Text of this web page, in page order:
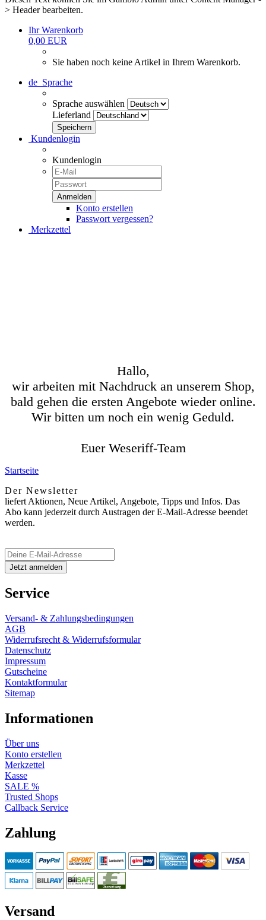
> Header bearbeiten.
Ihr Warenkorb
0,00 EUR
Sie haben noch keine Artikel in Ihrem Warenkorb.
de Sprache
Sprache auswählen
Lieferland
Kundenlogin
Kundenlogin
Konto erstellen
Passwort vergessen?
Merkzettel
Hallo,
wir arbeiten mit Nachdruck an unserem Shop,
bald gehen die ersten Angebote wieder online.
Wir bitten um noch ein wenig Geduld.
Euer Weseriff-Team
Startseite
Der Newsletter
liefert Aktionen, Neue Artikel, Angebote, Tipps und Infos. Das
Abo kann jederzeit durch Austragen der E-Mail-Adresse beendet
werden.
Service
Versand- & Zahlungsbedingungen
AGB
Widerrufsrecht & Widerrufsformular
Datenschutz
Impressum
Gutscheine
Kontaktformular
Sitemap
Informationen
Über uns
Konto erstellen
Merkzettel
Kasse
SALE %
Trusted Shops
Callback Service
Zahlung
Versand